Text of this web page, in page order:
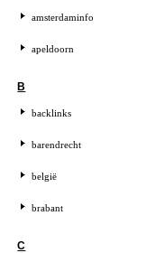
amsterdaminfo
apeldoorn
B
backlinks
barendrecht
belgië
brabant
C